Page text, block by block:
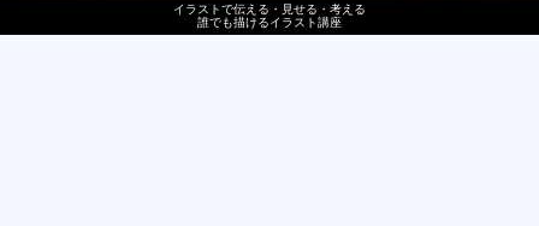
イラストで伝える・見せる・考える
誰でも描けるイラスト講座